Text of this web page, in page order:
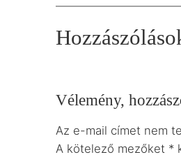
Vélemény,
Az e-mail címet nem
A kötelező mezőket *